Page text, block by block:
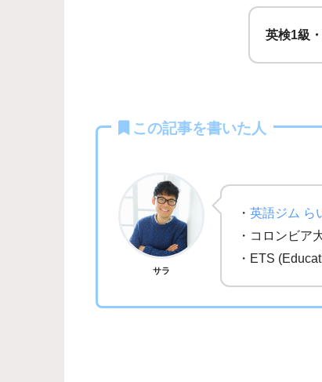
英検1級
この記事を書いた人
サラ
・ 英語ジム ら
・コロンビア
・ETS